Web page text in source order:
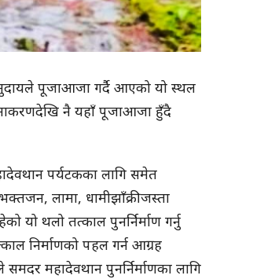
पूजाआजा गर्दै आएको यो स्थल
नै यहाँ पूजाआजा हुँदै
पर्यटकका लागि समेत
लामा, धामीझाँक्रीजस्ता
यो थलो तत्काल पुनर्निर्माण गर्नु
निर्माणको पहल गर्न आग्रह
महादेवथान पुनर्निर्माणका लागि